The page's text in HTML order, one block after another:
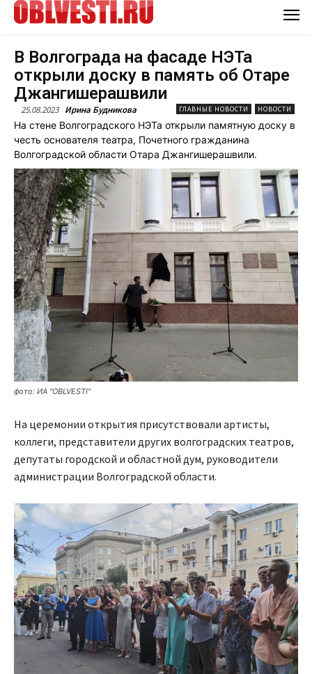
В Волгограда на фасаде НЭТа
открыли доску в память об Отаре
Джангишерашвили
25.08.2023 Ирина Будникова ГЛАВНЫЕ НОВОСТИ НОВОСТИ
На стене Волгоградского НЭТа открыли памятную доску в
честь основателя театра, Почетного гражданина
Волгоградской области Отара Джангишерашвили.
фото: ИА "OBLVESTI"
На церемонии открытия присутствовали артисты,
коллеги, представители других волгоградских театров,
депутаты городской и областной дум, руководители
администрации Волгоградской области.